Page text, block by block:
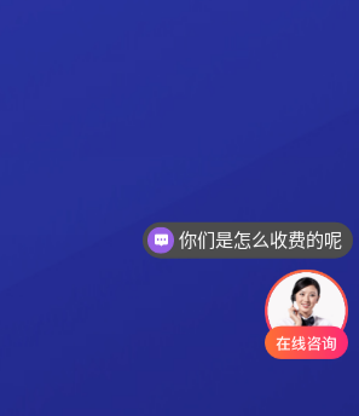
你们是怎么收费的呢